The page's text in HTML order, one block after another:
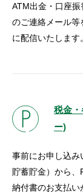
ATM出金・口座
のご連絡メール等
に配信いたします。
税金
ー)
事前にお申し込み
貯蓄貯金）から、
納付書のお支払い